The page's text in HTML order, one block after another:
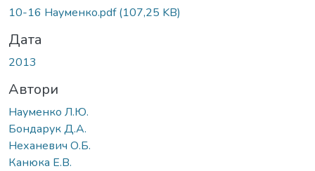
10-16 Науменко.pdf(107,25 KB)
Дата
2013
Автори
Науменко Л.Ю.
Бондарук Д.А.
Неханевич О.Б.
Канюка Е.В.